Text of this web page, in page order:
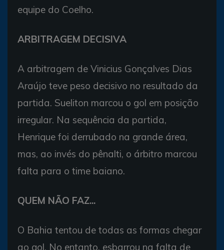
equipe do Coelho.
ARBITRAGEM DECISIVA
A arbitragem de Vinicius Gonçalves Dias
Araújo teve peso decisivo no resultado da
partida. Sueliton marcou o gol em posição
irregular. Na sequência da partida,
Henrique foi derrubado na grande área,
mas, ao invés do pênalti, o árbitro marcou
falta para o time baiano.
QUEM NÃO FAZ...
O Bahia tentou de todas as formas chegar
ao gol. No entanto, esbarrou na falta de